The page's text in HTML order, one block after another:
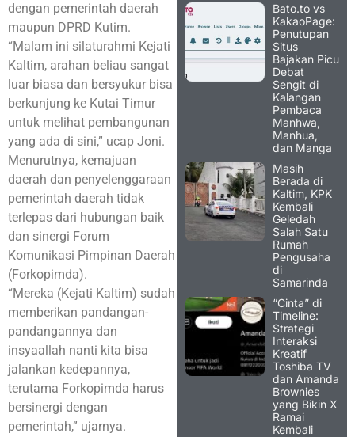
dengan pemerintah daerah
maupun DPRD Kutim.
“Malam ini silaturahmi Kejati
Kaltim, arahan beliau sangat
luar biasa dan bersyukur bisa
berkunjung ke Kutai Timur
untuk melihat pembangunan
yang ada di sini,” ucap Joni.
Menurutnya, kemajuan
daerah dan penyelenggaraan
pemerintah daerah tidak
terlepas dari hubungan baik
dan sinergi Forum
Komunikasi Pimpinan Daerah
(Forkopimda).
“Mereka (Kejati Kaltim) sudah
memberikan pandangan-
pandangannya dan
insyaallah nanti kita bisa
jalankan kedepannya,
terutama Forkopimda harus
bersinergi dengan
pemerintah,” ujarnya.
Bato.to vs
KakaoPage:
Penutupan
Situs
Bajakan Picu
Debat
Sengit di
Kalangan
Pembaca
Manhwa,
Manhua,
dan Manga
Masih
Berada di
Kaltim, KPK
Kembali
Geledah
Salah Satu
Rumah
Pengusaha
di
Samarinda
“Cinta” di
Timeline:
Strategi
Interaksi
Kreatif
Toshiba TV
dan Amanda
Brownies
yang Bikin X
Ramai
Kembali